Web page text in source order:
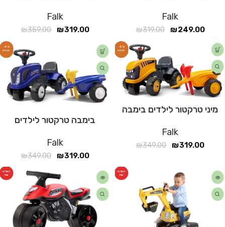
Falk
₪319.00 ₪249.00
Falk
₪359.00 ₪319.00
-9%
מיני טרקטור לילדים בימבה
Falk
₪349.00 ₪319.00
-9%
בימבה טרקטור לילדים
Falk
₪349.00 ₪319.00
המלאי
אזל
המלאי
אזל